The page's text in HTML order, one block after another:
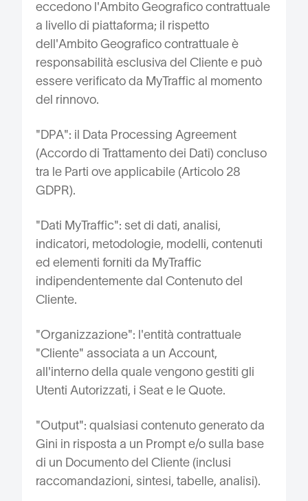
eccedono l'Ambito Geografico contrattuale
a livello di piattaforma; il rispetto
dell'Ambito Geografico contrattuale è
responsabilità esclusiva del Cliente e può
essere verificato da MyTraffic al momento
del rinnovo.
"DPA": il Data Processing Agreement
(Accordo di Trattamento dei Dati) concluso
tra le Parti ove applicabile (Articolo 28
GDPR).
"Dati MyTraffic": set di dati, analisi,
indicatori, metodologie, modelli, contenuti
ed elementi forniti da MyTraffic
indipendentemente dal Contenuto del
Cliente.
"Organizzazione": l'entità contrattuale
"Cliente" associata a un Account,
all'interno della quale vengono gestiti gli
Utenti Autorizzati, i Seat e le Quote.
"Output": qualsiasi contenuto generato da
Gini in risposta a un Prompt e/o sulla base
di un Documento del Cliente (inclusi
raccomandazioni, sintesi, tabelle, analisi).